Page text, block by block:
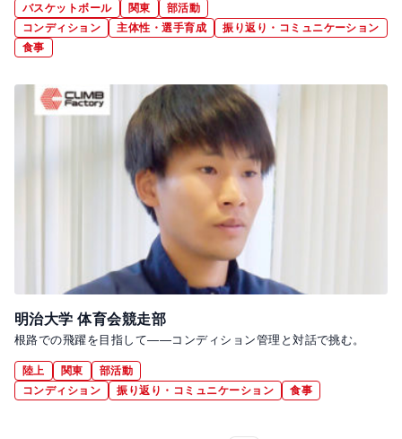
バスケットボール 関東
部活動
コンディション
主体性・選手育成
振り返り・コミュニケーション
食事
明治大学 体育会競走部
根路での飛躍を目指して――コンディション管理と対話で挑む。
陸上 関東
部活動
コンディション
振り返り・コミュニケーション 食事